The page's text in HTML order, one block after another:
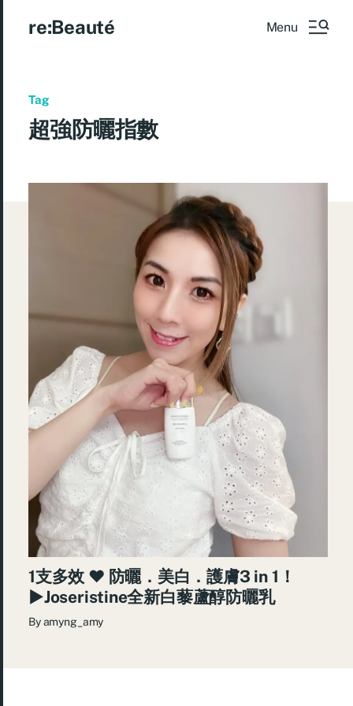
re:Beauté Menu
Tag
超強防曬指數
1支多效 ♥ 防曬．美白．護膚3 in 1！
►Joseristine全新白藜蘆醇防曬乳
Byamyng_amy